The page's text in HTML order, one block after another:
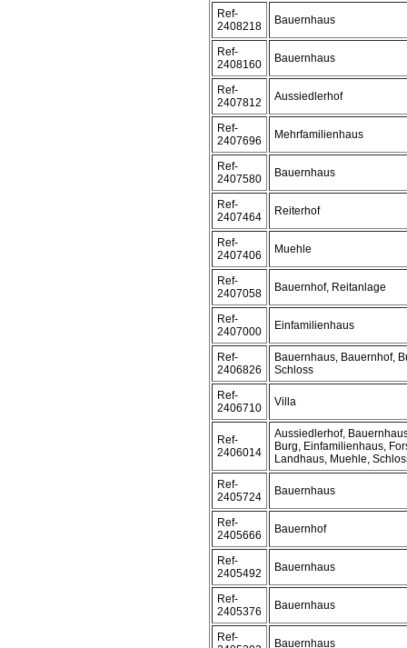
Ref-
2408218
Bauernhaus
Ref-
2408160
Bauernhaus
Ref-
2407812
Aussiedlerhof
Ref-
2407696
Mehrfamilienhaus
Ref-
2407580
Bauernhaus
Ref-
2407464
Reiterhof
Ref-
2407406
Muehle
Ref-
2407058
Bauernhof, Reitanlage
Ref-
2407000
Einfamilienhaus
Ref-
2406826
Bauernhaus, Bauernhof,
Schloss
Ref-
2406710
Villa
Ref-
2406014
Aussiedlerhof,
Burg, Einfamilienhaus,
Landhaus, Muehle,
Ref-
2405724
Bauernhaus
Ref-
2405666
Bauernhof
Ref-
2405492
Bauernhaus
Ref-
2405376
Bauernhaus
Ref-
Bauernhaus